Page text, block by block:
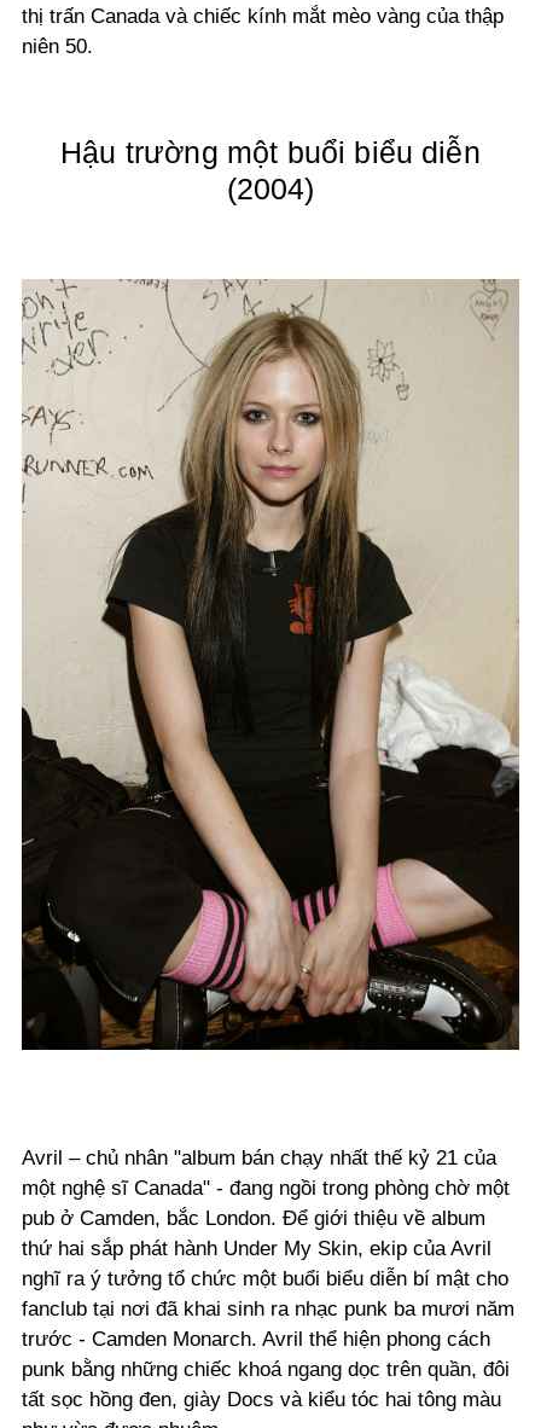
thị trấn Canada và chiếc kính mắt mèo vàng của thập
niên 50.
Hậu trường một buổi biểu diễn
(2004)
Avril – chủ nhân "album bán chạy nhất thế kỷ 21 của
một nghệ sĩ Canada" - đang ngồi trong phòng chờ một
pub ở Camden, bắc London. Để giới thiệu về album
thứ hai sắp phát hành Under My Skin, ekip của Avril
nghĩ ra ý tưởng tổ chức một buổi biểu diễn bí mật cho
fanclub tại nơi đã khai sinh ra nhạc punk ba mươi năm
trước - Camden Monarch. Avril thể hiện phong cách
punk bằng những chiếc khoá ngang dọc trên quần, đôi
tất sọc hồng đen, giày Docs và kiểu tóc hai tông màu